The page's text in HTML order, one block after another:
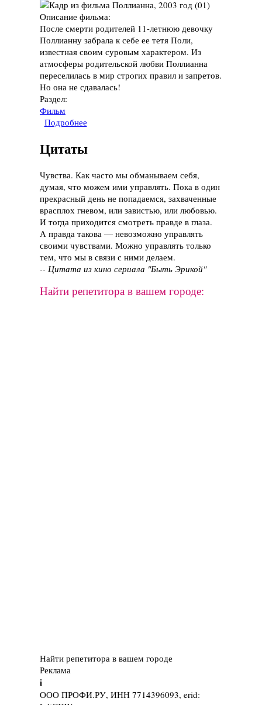
Описание фильма:
После смерти родителей 11-летнюю девочку
Поллианну забрала к себе ее тетя Поли,
известная своим суровым характером. Из
атмосферы родительской любви Поллианна
переселилась в мир строгих правил и запретов.
Но она не сдавалась!
Раздел:
Фильм
Подробнее
Цитаты
Чувства. Как часто мы обманываем себя,
думая, что можем ими управлять. Пока в один
прекрасный день не попадаемся, захваченные
врасплох гневом, или завистью, или любовью.
И тогда приходится смотреть правде в глаза.
А правда такова — невозможно управлять
своими чувствами. Можно управлять только
тем, что мы в связи с ними делаем.
-- Цитата из кино сериала "Быть Эрикой"
Найти репетитора в вашем городе:
Найти репетитора в вашем городе
Реклама
i
ООО ПРОФИ.РУ, ИНН 7714396093, erid: